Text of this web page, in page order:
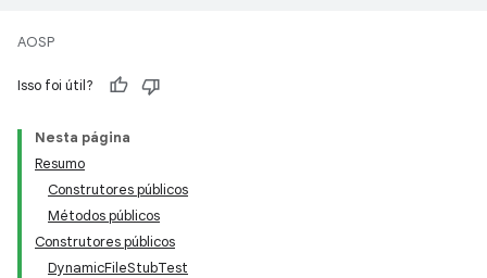
AOSP
Isso foi útil?
Nesta página
Resumo
Construtores públicos
Métodos públicos
Construtores públicos
DynamicFileStubTest